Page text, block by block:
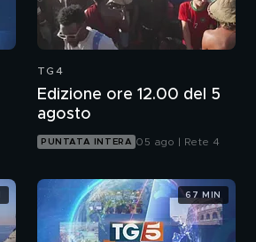
TG4
Edizione ore 12.00 del 5
agosto
PUNTATA INTERA 05 ago | Rete 4
67 MIN